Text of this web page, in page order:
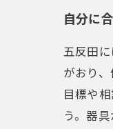
自分に
五反田
がおり
目標や
う。器